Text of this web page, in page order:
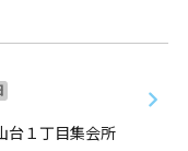
１丁目集会所